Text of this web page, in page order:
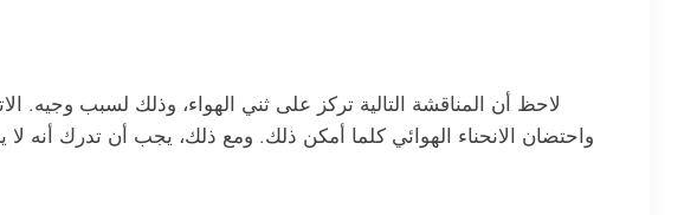
لاحظ أن المناقشة التالية تركز على ثني الهواء، وذلك لسبب وجيه.
واحتضان الانحناء الهوائي كلما أمكن ذلك. ومع ذلك، يجب أن تدرك أنه لا